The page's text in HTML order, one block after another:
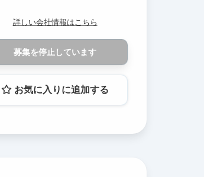
詳しい会社情報はこちら
募集を停止しています
お気に入りに追加する